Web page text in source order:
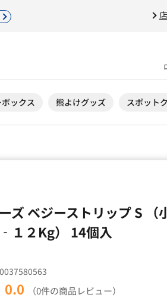
ックス 熊よけグッズ スポット
ズ ベジーストリップ S （
１２Kg） 14個入
（0件の商品レビュー）